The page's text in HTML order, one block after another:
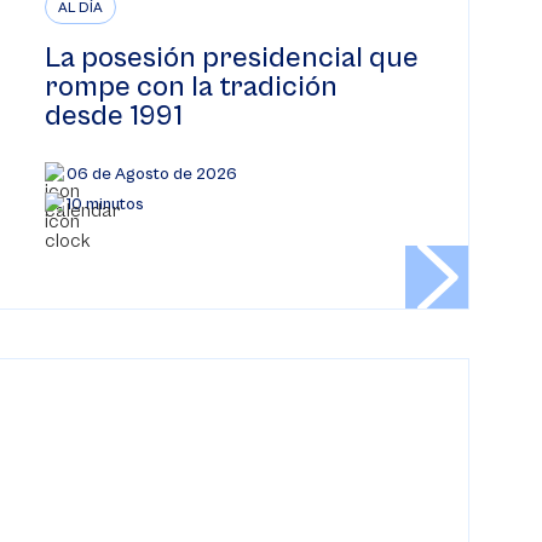
AL DÍA
La posesión presidencial que
rompe con la tradición
desde 1991
06 de Agosto de 2026
10 minutos